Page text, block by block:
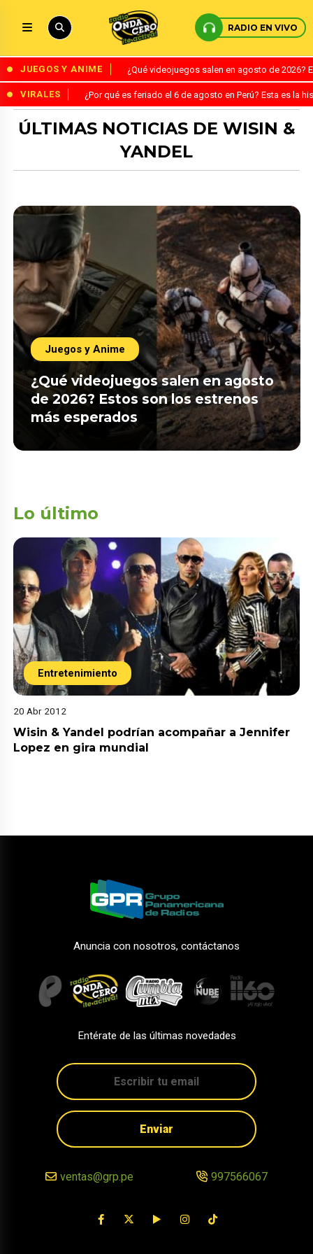
RADIO EN VIVO
JUEGOS Y ANIME ¿Qué videojuegos salen en agosto de
VIRALES ¿Por qué es feriado el 6 de agosto en Perú? Esta es la
ÚLTIMAS NOTICIAS DE WISIN &
YANDEL
Juegos y Anime
¿Qué videojuegos salen en agosto
de 2026? Estos son los estrenos
más esperados
Lo último
Entretenimiento
20 Abr 2012
Wisin & Yandel podrían acompañar a Jennifer
Lopez en gira mundial
Anuncia con nosotros, contáctanos
Entérate de las últimas novedades
Enviar
ventas@grp.pe 997566067